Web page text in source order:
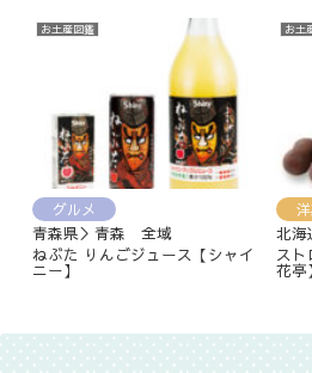
お土産図鑑
グルメ
青森県＞青森 全域
ねぶた りんごジュース【シャイ
ニー】
お土
北海
ス
花亭】